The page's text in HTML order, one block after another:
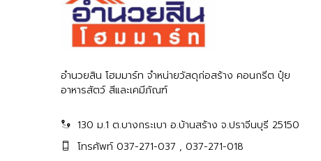
อำนวยสิน โฮมมาร์ท จำหน่ายวัสดุก่อสร้าง คอนกรีต ปุ๋ย
อาหารสัตว์ สีและเคมีภัณฑ์
130 ม.1 ต.บางกระเบา อ.บ้านสร้าง จ.ปราจีนบุรี 25150
โทรศัพท์ 037-271-037 , 037-271-018